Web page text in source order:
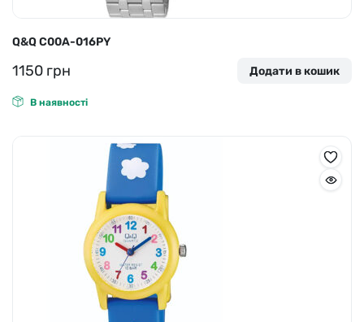
Q&Q C00A-016PY
1150 грн Додати в кошик
В наявності